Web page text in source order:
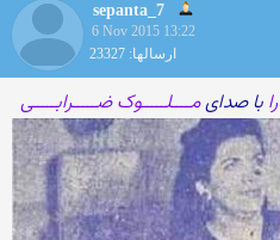
sepanta_7
6 Nov 2015 13:22
ارسالها: 23327
با صدایمــــلـــــوک ضـــــرابـــــی